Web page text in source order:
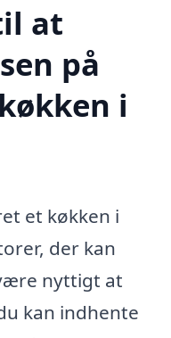
at
på
i
et køkken i
der kan
nyttigt at
kan indhente